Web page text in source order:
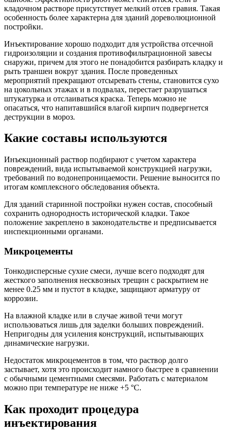
кладочном растворе присутствует мелкий отсев гравия. Такая
особенность более характерна для зданий дореволюционной
постройки.
Инъектирование хорошо подходит для устройства отсечной
гидроизоляции и создания противофильтрационной завесы
снаружи, причем для этого не понадобится разбирать кладку и
рыть траншеи вокруг здания. После проведенных
мероприятий прекращают отсыревать стены, становится сухо
на цокольных этажах и в подвалах, перестает разрушаться
штукатурка и отслаиваться краска. Теперь можно не
опасаться, что напитавшийся влагой кирпич подвергнется
деструкции в мороз.
Какие составы используются
Инъекционный раствор подбирают с учетом характера
повреждений, вида испытываемой конструкцией нагрузки,
требований по водонепроницаемости. Решение выносится по
итогам комплексного обследования объекта.
Для зданий старинной постройки нужен состав, способный
сохранить однородность исторической кладки. Такое
положение закреплено в законодательстве и предписывается
инспекционными органами.
Микроцементы
Тонкодисперсные сухие смеси, лучше всего подходят для
жесткого заполнения несквозных трещин с раскрытием не
менее 0.25 мм и пустот в кладке, защищают арматуру от
коррозии.
На влажной кладке или в случае живой течи могут
использоваться лишь для заделки больших повреждений.
Непригодны для усиления конструкций, испытывающих
динамические нагрузки.
Недостаток микроцементов в том, что раствор долго
застывает, хотя это происходит намного быстрее в сравнении
с обычными цементными смесями. Работать с материалом
можно при температуре не ниже +5 °C.
Как проходит процедура
инъектирования